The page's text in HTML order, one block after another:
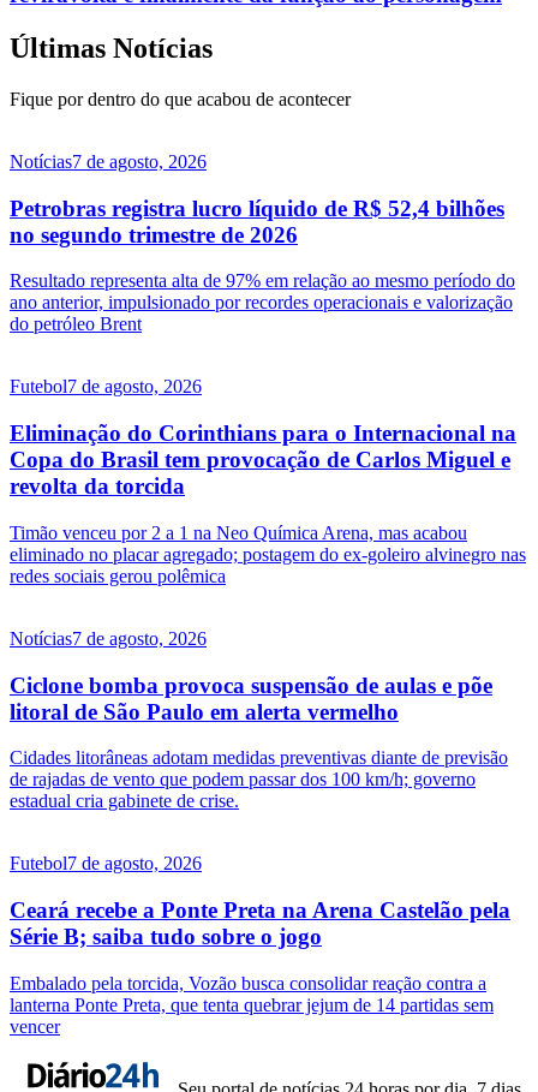
Últimas Notícias
Fique por dentro do que acabou de acontecer
Notícias7 de agosto, 2026
Petrobras registra lucro líquido de R$ 52,4 bilhões
no segundo trimestre de 2026
Resultado representa alta de 97% em relação ao mesmo período do
ano anterior, impulsionado por recordes operacionais e valorização
do petróleo Brent
Futebol7 de agosto, 2026
Eliminação do Corinthians para o Internacional na
Copa do Brasil tem provocação de Carlos Miguel e
revolta da torcida
Timão venceu por 2 a 1 na Neo Química Arena, mas acabou
eliminado no placar agregado; postagem do ex-goleiro alvinegro nas
redes sociais gerou polêmica
Notícias7 de agosto, 2026
Ciclone bomba provoca suspensão de aulas e põe
litoral de São Paulo em alerta vermelho
Cidades litorâneas adotam medidas preventivas diante de previsão
de rajadas de vento que podem passar dos 100 km/h; governo
estadual cria gabinete de crise.
Futebol7 de agosto, 2026
Ceará recebe a Ponte Preta na Arena Castelão pela
Série B; saiba tudo sobre o jogo
Embalado pela torcida, Vozão busca consolidar reação contra a
lanterna Ponte Preta, que tenta quebrar jejum de 14 partidas sem
vencer